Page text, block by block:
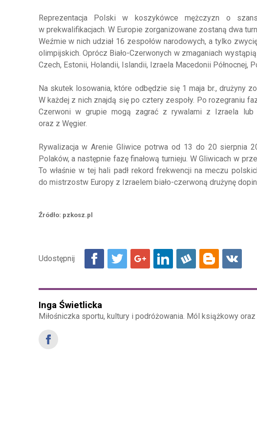
Reprezentacja Polski w koszykówce mężczyzn o
w prekwalifikacjach. W Europie zorganizowane zostaną dwa
Weźmie w nich udział 16 zespołów narodowych, a tylko
olimpijskich. Oprócz Biało-Czerwonych w zmaganiach
Czech, Estonii, Holandii, Islandii, Izraela Macedonii Północnej,
Na skutek losowania, które odbędzie się 1 maja br., drużyny
W każdej z nich znajdą się po cztery zespoły. Po rozegraniu
Czerwoni w grupie mogą zagrać z rywalami z Izraela lub
oraz z Węgier.
Rywalizacja w Arenie Gliwice potrwa od 13 do 20 sierpnia
Polaków, a następnie fazę finałową turnieju. W Gliwicach w
To właśnie w tej hali padł rekord frekwencji na meczu
do mistrzostw Europy z Izraelem biało-czerwoną drużynę
Źródło: pzkosz.pl
Inga Świetlicka
Miłośniczka sportu, kultury i podróżowania. Mól książkowy